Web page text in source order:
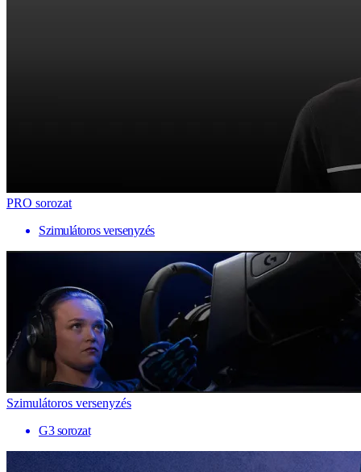
PRO sorozat
Szimulátoros versenyzés
Szimulátoros versenyzés
G3 sorozat